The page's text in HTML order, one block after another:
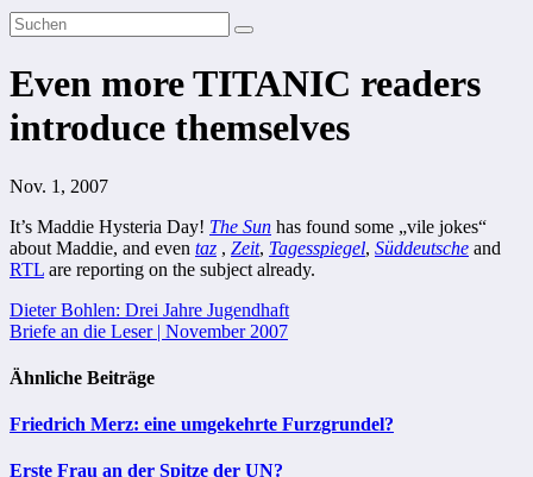
Even more TITANIC readers
introduce themselves
Nov. 1, 2007
It’s Maddie Hysteria Day! The Sun has found some „vile jokes“
about Maddie, and even taz , Zeit, Tagesspiegel, Süddeutsche and
RTL are reporting on the subject already.
Beitragsnavigation
Dieter Bohlen: Drei Jahre Jugendhaft
Briefe an die Leser | November 2007
Ähnliche Beiträge
Friedrich Merz: eine umgekehrte Furzgrundel?
Erste Frau an der Spitze der UN?